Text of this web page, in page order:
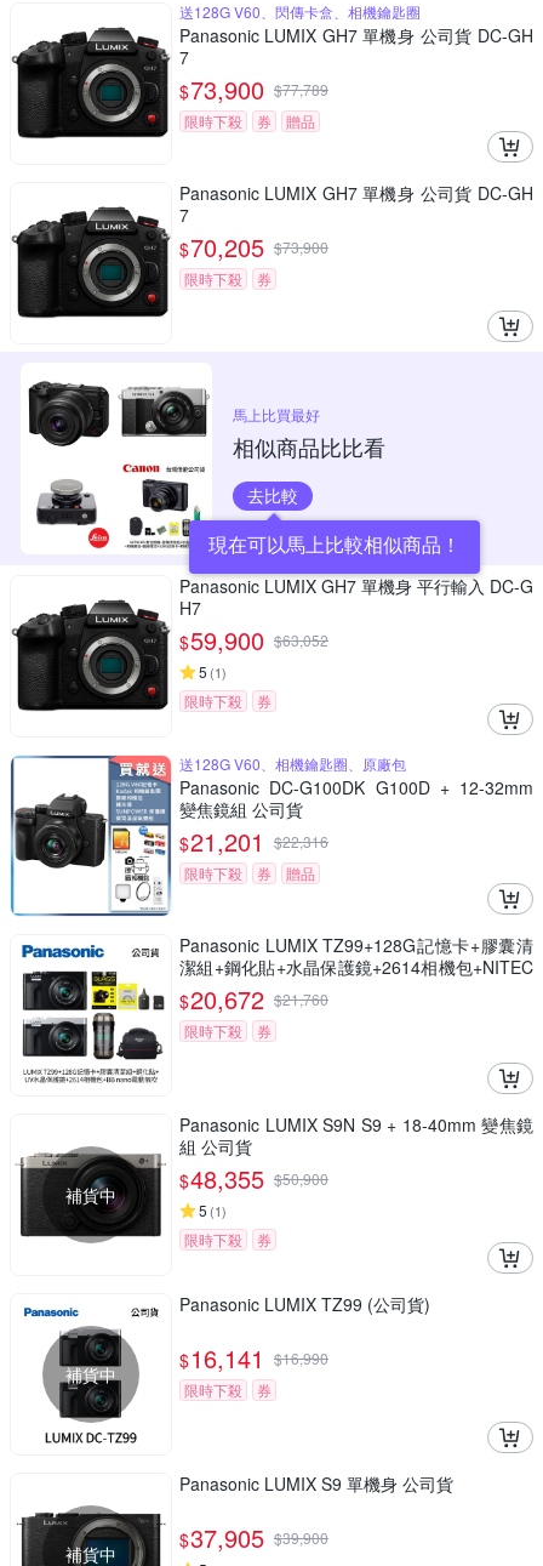
送128G V60、閃傳卡盒、相機鑰匙圈
Panasonic LUMIX GH7 單機身 公司貨 DC-GH
7
$73,900 $77,789
限時下殺
券 贈品
Panasonic LUMIX GH7 單機身 公司貨 DC-GH
7
$70,205 $73,900
限時下殺
券
馬上比買最好
相似商品比比看
去比較
現在可以馬上比較相似商品！
Panasonic LUMIX GH7 單機身 平行輸入 DC-G
H7
$59,900 $63,052
5 (1)
限時下殺 券
送128G V60、相機鑰匙圈、原廠包
Panasonic DC-G100DK G100D + 12-32mm
變焦鏡組 公司貨
$21,201 $22,316
限時下殺
券 贈品
Panasonic LUMIX TZ99+128G記憶卡+膠囊清
潔組+鋼化貼+水晶保護鏡+2614相機包+NITEC
ORE BB nano 迷你電動氣吹(公司貨)
$20,672 $21,760
限時下殺
券
補貨中
Panasonic LUMIX S9N S9 + 18-40mm 變焦鏡
組 公司貨
$48,355 $50,900
5 (1)
限時下殺 券
補貨中
Panasonic LUMIX TZ99 (公司貨)
$16,141 $16,990
限時下殺
券
補貨中
Panasonic LUMIX S9 單機身 公司貨
$37,905 $39,900